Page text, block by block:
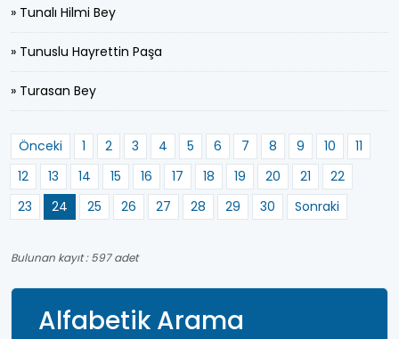
» Tunalı Hilmi Bey
» Tunuslu Hayrettin Paşa
» Turasan Bey
Önceki 1 2 3 4 5 6 7 8 9 10
11
12
13 14 15 16 17 18 19 20 21
22
23
24 25 26 27 28 29 30 Sonraki
Bulunan kayıt : 597 adet
Alfabetik Arama